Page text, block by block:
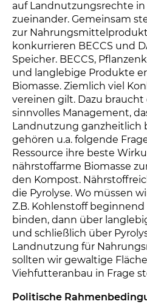
auf Landnutzungsrechte
zueinander. Gemeinsam
zur
konkurrieren BECCS und
Speicher. BECCS,
und langlebige Produkte
Biomasse. Ziemlich viel
vereinen gilt. Dazu braucht
sinnvolles Management,
Landnutzung ganzheitlich
gehören u.a. folgende
Ressource ihre beste
nährstoffarme Biomasse
den Kompost.
die Pyrolyse. Wo müssen
Z.B. Kohlenstoff
binden, dann über
und schließlich über
Landnutzung für
sollten wir gewaltige
Viehfutteranbau in Frage
Politische